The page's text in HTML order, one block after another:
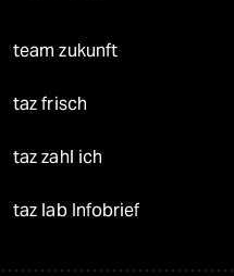
team zukunft
taz frisch
taz zahl ich
taz lab Infobrief